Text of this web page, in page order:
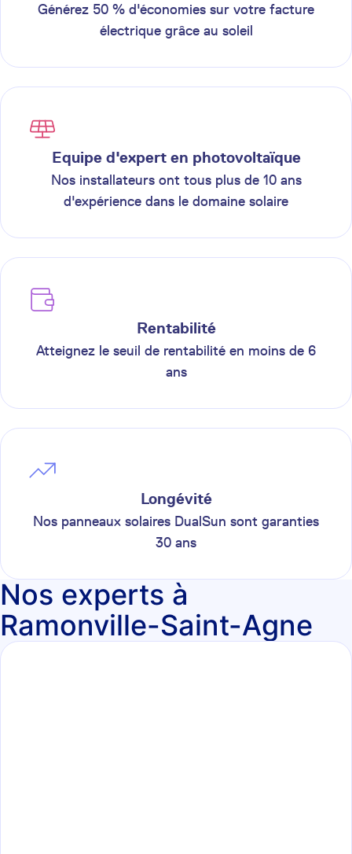
Générez 50 % d'économies sur votre facture
électrique grâce au soleil
Equipe d'expert en photovoltaïque
Nos installateurs ont tous plus de 10 ans
d'expérience dans le domaine solaire
Rentabilité
Atteignez le seuil de rentabilité en moins de 6
ans
Longévité
Nos panneaux solaires DualSun sont garanties
30 ans
Nos experts à
Ramonville-Saint-Agne